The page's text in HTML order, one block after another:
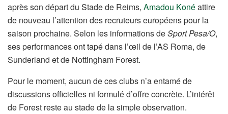
après son départ du Stade de Reims, Amadou Konéattire
de nouveau l’attention des recruteurs européens pour la
saison prochaine. Selon les informations deSport Pesa/O,
ses performances ont tapé dans l’œil de l’AS Roma, de
Sunderland et de Nottingham Forest.
Pour le moment, aucun de ces clubs n’a entamé de
discussions officielles ni formulé d’offre concrète. L’intérêt
de Forest reste au stade de la simple observation.